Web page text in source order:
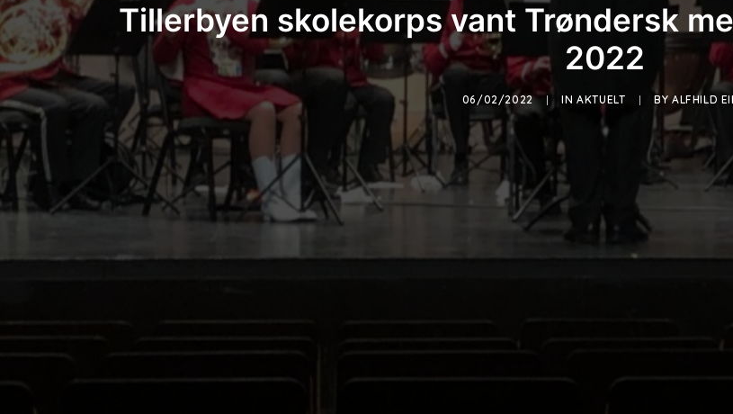
Tillerbyen skolekorps vant Trøndersk
2022
06/02/2022 | INAKTUELT | BYALFHILD